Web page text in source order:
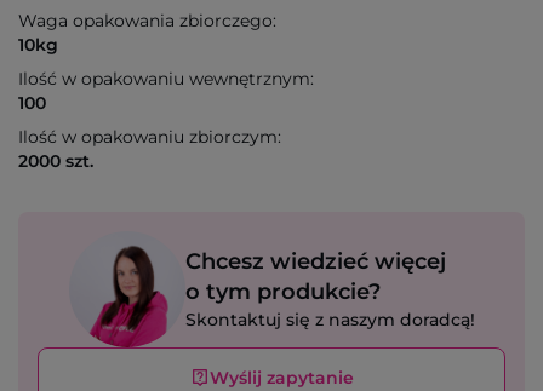
Waga opakowania zbiorczego:
10kg
Ilość w opakowaniu wewnętrznym:
100
Ilość w opakowaniu zbiorczym:
2000 szt.
Chcesz wiedzieć więcej
o tym produkcie?
Skontaktuj się z naszym doradcą!
Wyślij zapytanie